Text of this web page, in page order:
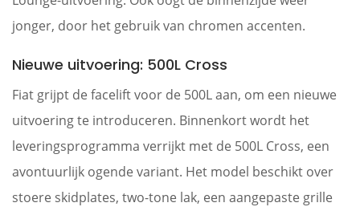
jonger, door het gebruik van chromen accenten.
Nieuwe uitvoering: 500L Cross
Fiat grijpt de facelift voor de 500L aan, om een nieuwe
uitvoering te introduceren. Binnenkort wordt het
leveringsprogramma verrijkt met de 500L Cross, een
avontuurlijk ogende variant. Het model beschikt over
stoere skidplates, two-tone lak, een aangepaste grille